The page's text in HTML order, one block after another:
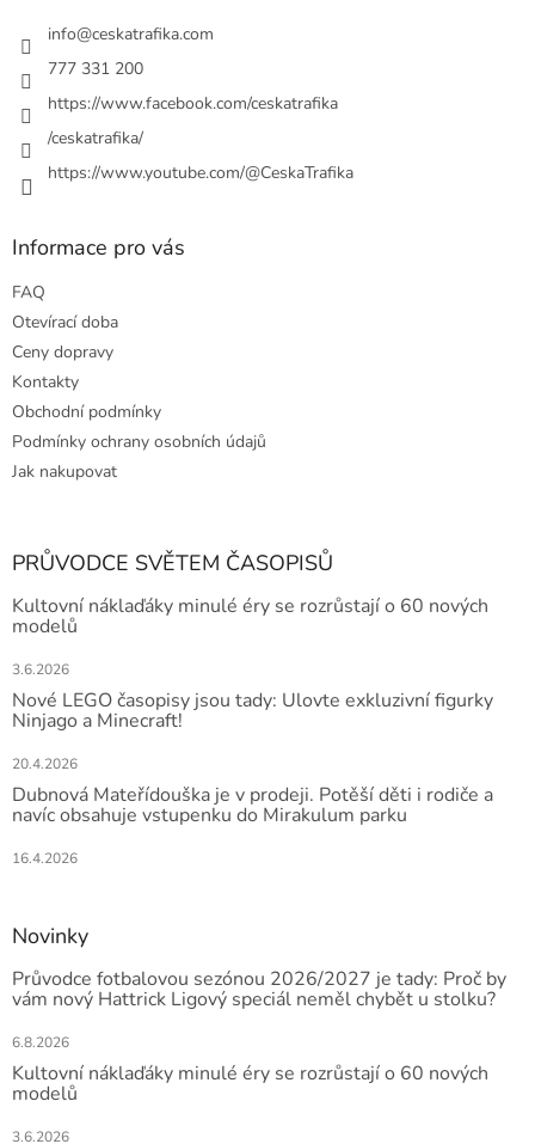
info@ceskatrafika.com
777 331 200
https://www.facebook.com/ceskatrafika
/ceskatrafika/
https://www.youtube.com/@CeskaTrafika
Informace pro vás
FAQ
Otevírací doba
Ceny dopravy
Kontakty
Obchodní podmínky
Podmínky ochrany osobních údajů
Jak nakupovat
PRŮVODCE SVĚTEM ČASOPISŮ
Kultovní náklaďáky minulé éry se rozrůstají o 60 nových
modelů
3.6.2026
Nové LEGO časopisy jsou tady: Ulovte exkluzivní figurky
Ninjago a Minecraft!
20.4.2026
Dubnová Mateřídouška je v prodeji. Potěší děti i rodiče a
navíc obsahuje vstupenku do Mirakulum parku
16.4.2026
Novinky
Průvodce fotbalovou sezónou 2026/2027 je tady: Proč by
vám nový Hattrick Ligový speciál neměl chybět u stolku?
6.8.2026
Kultovní náklaďáky minulé éry se rozrůstají o 60 nových
modelů
3.6.2026